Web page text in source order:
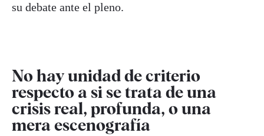
su debate ante el pleno.
No hay unidad de criterio
respecto a si se trata de una
crisis real, profunda, o una
mera escenografía